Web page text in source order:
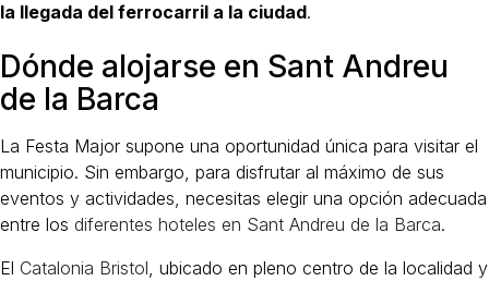
la llegada del ferrocarril a la ciudad.
Dónde alojarse en Sant Andreu
de la Barca
La Festa Major supone una oportunidad única para visitar el
municipio. Sin embargo, para disfrutar al máximo de sus
eventos y actividades, necesitas elegir una opción adecuada
entre los diferentes hoteles en Sant Andreu de la Barca.
El Catalonia Bristol, ubicado en pleno centro de la localidad y